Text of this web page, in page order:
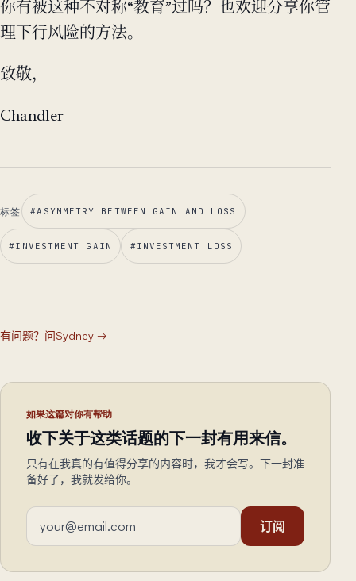
你有被这种不对称“教育”过吗？也欢迎分享你管
理下行风险的方法。
致敬，
Chandler
标签 #ASYMMETRY BETWEEN GAIN AND LOSS
#INVESTMENT GAIN #INVESTMENT LOSS
有问题？问Sydney →
如果这篇对你有帮助
收下关于这类话题的下一封有用来信。
只有在我真的有值得分享的内容时，我才会写。下一封准
备好了，我就发给你。
邮箱地址
订阅